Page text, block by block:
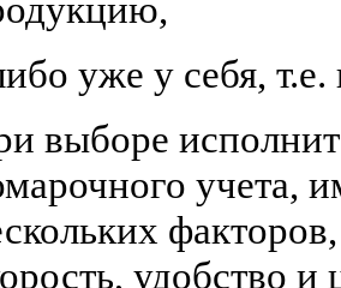
уже у себя,
выборе
учета,
удобство и